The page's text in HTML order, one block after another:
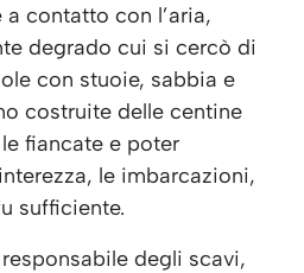
contatto con l’aria,
degrado cui si cercò di
con stuoie, sabbia e
costruite delle centine
fiancate e poter
le imbarcazioni,
sufficiente.
degli scavi,